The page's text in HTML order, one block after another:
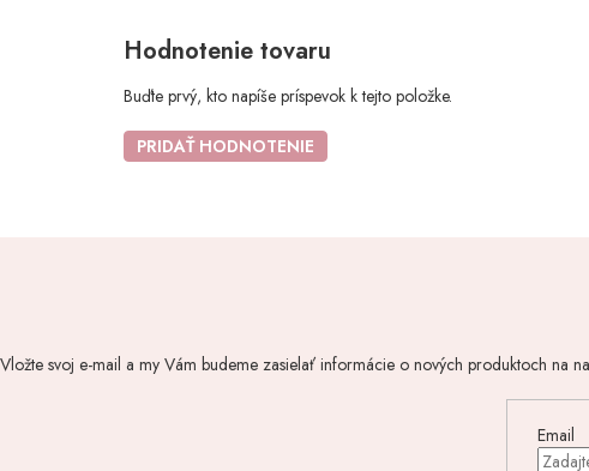
Hodnotenie tovaru
Buďte prvý, kto napíše príspevok k tejto položke.
PRIDAŤ HODNOTENIE
Vložte svoj e-mail a my Vám budeme zasielať informácie o nových produktoch na
Email